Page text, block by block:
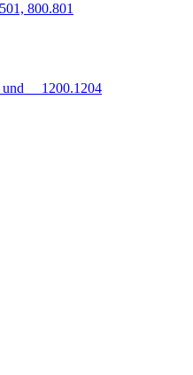
800.801
und 1200.1204